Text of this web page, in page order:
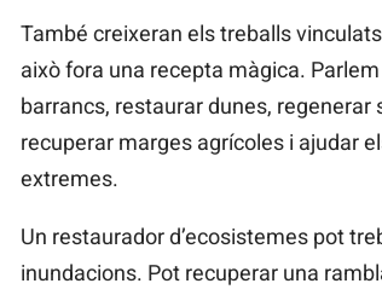
També creixeran els treballs
això fora una recepta màgica.
barrancs, restaurar dunes,
recuperar marges agrícoles i ajudar
extremes.
Un restaurador d’ecosistemes pot
inundacions. Pot recuperar una